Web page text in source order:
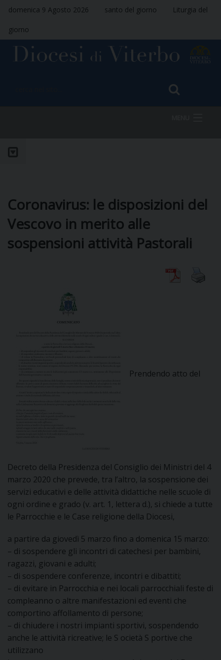
domenica 9 Agosto 2026 santo del giorno Liturgia del
giorno
PRIVACY
COOKIE POLICY
Coronavirus: le disposizioni del
Vescovo in merito alle
sospensioni attività Pastorali
Prendendo atto del
Decreto della Presidenza del Consiglio dei Ministri del 4
marzo 2020 che prevede, tra l’altro, la sospensione dei
servizi educativi e delle attività didattiche nelle scuole di
ogni ordine e grado (v. art. 1, lettera d.), si chiede a tutte
le Parrocchie e le Case religione della Diocesi,
a partire da giovedì 5 marzo fino a domenica 15 marzo:
– di sospendere gli incontri di catechesi per bambini,
ragazzi, giovani e adulti;
– di sospendere conferenze, incontri e dibattiti;
– di evitare in Parrocchia e nei locali parrocchiali feste di
compleanno o altre manifestazioni ed eventi che
comportino affollamento di persone;
– di chiudere i nostri impianti sportivi, sospendendo
anche le attività ricreative; le S ocietà S portive che
utilizzano